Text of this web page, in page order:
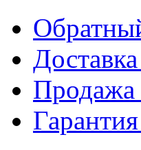
Продажа